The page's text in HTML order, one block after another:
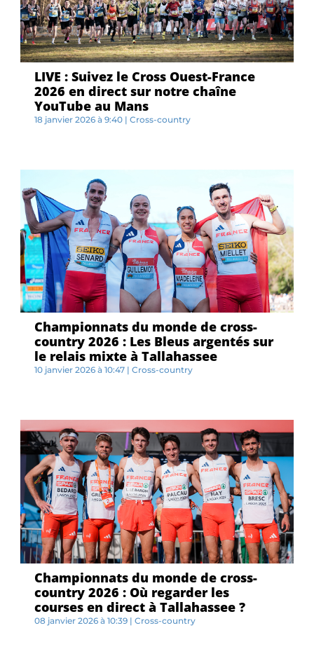
LIVE : Suivez le Cross Ouest-France
2026 en direct sur notre chaîne
YouTube au Mans
18 janvier 2026 à 9:40 | Cross-country
Championnats du monde de cross-
country 2026 : Les Bleus argentés sur
le relais mixte à Tallahassee
10 janvier 2026 à 10:47 | Cross-country
Championnats du monde de cross-
country 2026 : Où regarder les
courses en direct à Tallahassee ?
08 janvier 2026 à 10:39 | Cross-country